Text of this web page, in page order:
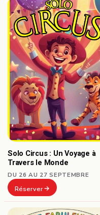
Solo Circus : Un Voyage à
Travers le Monde
DU 26 AU 27 SEPTEMBRE
Réserver